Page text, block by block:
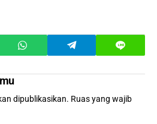
dipublikasikan. Ruas yang wajib